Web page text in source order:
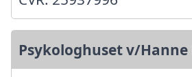
Psykologhuset v/Hanne